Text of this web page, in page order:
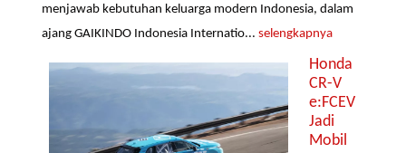
menjawab kebutuhan keluarga modern Indonesia, dalam
ajang GAIKINDO Indonesia Internatio...selengkapnya
Honda
CR-V
e:FCEV
Jadi
Mobil